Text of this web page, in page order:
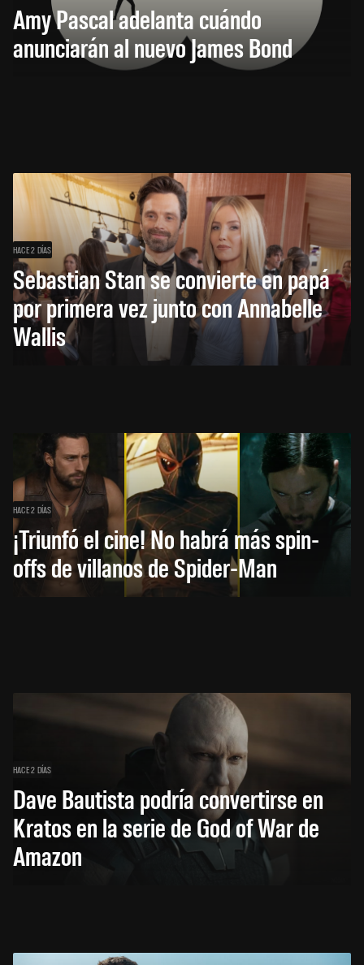
Amy Pascal adelanta cuándo
anunciarán al nuevo James Bond
HACE 2 DÍAS
Sebastian Stan se convierte en papá
por primera vez junto con Annabelle
Wallis
HACE 2 DÍAS
¡Triunfó el cine! No habrá más spin-
offs de villanos de Spider-Man
HACE 2 DÍAS
Dave Bautista podría convertirse en
Kratos en la serie de God of War de
Amazon